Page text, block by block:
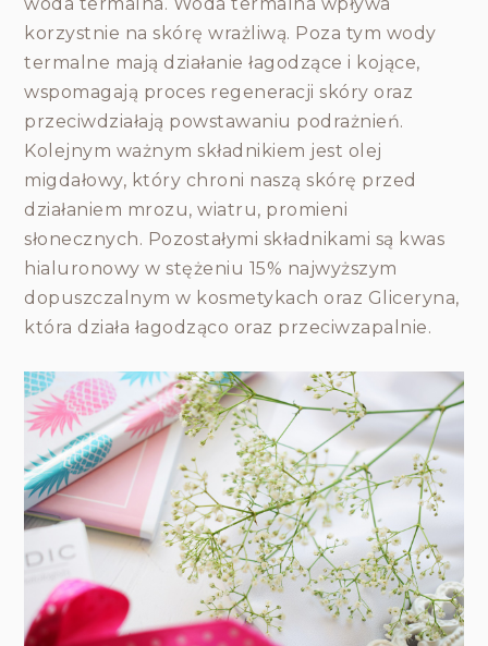
korzystnie na skórę wrażliwą. Poza tym wody
termalne mają działanie łagodzące i kojące,
wspomagają proces regeneracji skóry oraz
przeciwdziałają powstawaniu podrażnień.
Kolejnym ważnym składnikiem jest olej
migdałowy, który chroni naszą skórę przed
działaniem mrozu, wiatru, promieni
słonecznych. Pozostałymi składnikami są kwas
hialuronowy w stężeniu 15% najwyższym
dopuszczalnym w kosmetykach oraz Gliceryna,
która działa łagodząco oraz przeciwzapalnie.